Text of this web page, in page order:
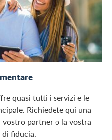
quasi tutti i servizi e le
Richiedete qui una
partner o la vostra
di fiducia.